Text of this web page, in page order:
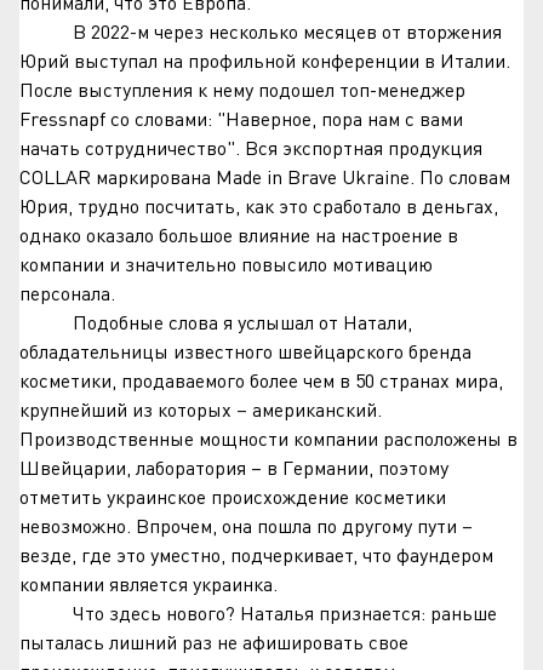
В 2022-м через несколько месяцев от вторжения
Юрий выступал на профильной конференции в Италии.
После выступления к нему подошел топ-менеджер
Fressnapf со словами: "Наверное, пора нам с вами
начать сотрудничество". Вся экспортная продукция
COLLAR маркирована Made in Brave Ukraine. По словам
Юрия, трудно посчитать, как это сработало в деньгах,
однако оказало большое влияние на настроение в
компании и значительно повысило мотивацию
персонала.
Подобные слова я услышал от Натали,
обладательницы известного швейцарского бренда
косметики, продаваемого более чем в 50 странах мира,
крупнейший из которых – американский.
Производственные мощности компании расположены в
Швейцарии, лаборатория – в Германии, поэтому
отметить украинское происхождение косметики
невозможно. Впрочем, она пошла по другому пути –
везде, где это уместно, подчеркивает, что фаундером
компании является украинка.
Что здесь нового? Наталья признается: раньше
пыталась лишний раз не афишировать свое